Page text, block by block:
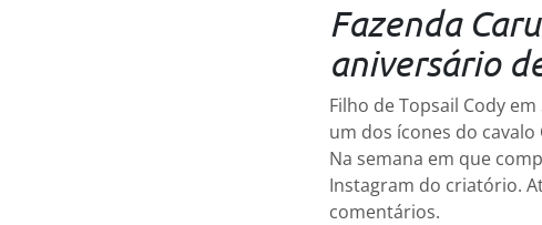
Fazenda
aniversário
Filho de Topsail Cody
um dos ícones do
Na semana em que
Instagram do criatório.
comentários.